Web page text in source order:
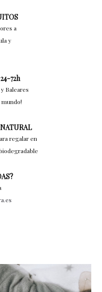
a
y
72h
Baleares
mundo!
regalar en